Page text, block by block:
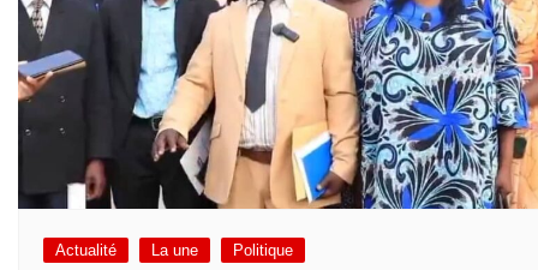
Actualité La une Politique